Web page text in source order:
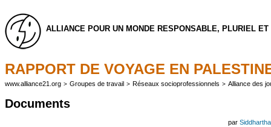
ALLIANCE POUR UN MONDE RESPONSABLE, PLURIEL
RAPPORT DE VOYAGE EN
www.alliance21.org > Groupes de travail > Réseaux socioprofessionnels > Alliance des
Documents
par Siddhartha